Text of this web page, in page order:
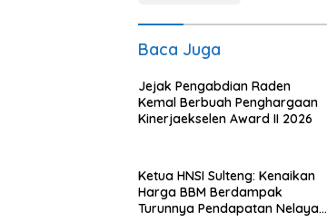
Baca Juga
Jejak Pengabdian Raden
Kemal Berbuah Penghargaan
Kinerjaekselen Award II 2026
Ketua HNSI Sulteng: Kenaikan
Harga BBM Berdampak
Turunnya Pendapatan Nelayan